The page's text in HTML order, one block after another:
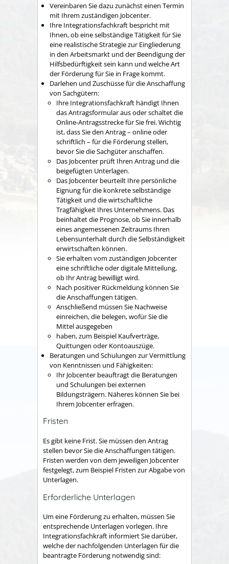
Vereinbaren Sie dazu zunächst einen Termin
mit Ihrem zuständigen Jobcenter.
Ihre Integrationsfachkraft bespricht mit
Ihnen, ob eine selbständige Tätigkeit für Sie
eine realistische Strategie zur Eingliederung
in den Arbeitsmarkt und der Beendigung der
Hilfsbedürftigkeit sein kann und welche Art
der Förderung für Sie in Frage kommt.
Darlehen und Zuschüsse für die Anschaffung
von Sachgütern:
Ihre Integrationsfachkraft händigt Ihnen
das Antragsformular aus oder schaltet die
Online-Antragsstrecke für Sie frei. Wichtig
ist, dass Sie den Antrag – online oder
schriftlich – für die Förderung stellen,
bevor Sie die Sachgüter anschaffen.
Das Jobcenter prüft Ihren Antrag und die
beigefügten Unterlagen.
Das Jobcenter beurteilt Ihre persönliche
Eignung für die konkrete selbständige
Tätigkeit und die wirtschaftliche
Tragfähigkeit Ihres Unternehmens. Das
beinhaltet die Prognose, ob Sie innerhalb
eines angemessenen Zeitraums Ihren
Lebensunterhalt durch die Selbständigkeit
erwirtschaften können.
Sie erhalten vom zuständigen Jobcenter
eine schriftliche oder digitale Mitteilung,
ob Ihr Antrag bewilligt wird.
Nach positiver Rückmeldung können Sie
die Anschaffungen tätigen.
Anschließend müssen Sie Nachweise
einreichen, die belegen, wofür Sie die
Mittel ausgegeben
haben, zum Beispiel Kaufverträge,
Quittungen oder Kontoauszüge.
Beratungen und Schulungen zur Vermittlung
von Kenntnissen und Fähigkeiten:
Ihr Jobcenter beauftragt die Beratungen
und Schulungen bei externen
Bildungsträgern. Näheres können Sie bei
Ihrem Jobcenter erfragen.
Fristen
Es gibt keine Frist. Sie müssen den Antrag
stellen bevor Sie die Anschaffungen tätigen.
Fristen werden von dem jeweiligen Jobcenter
festgelegt, zum Beispiel Fristen zur Abgabe von
Unterlagen.
Erforderliche Unterlagen
Um eine Förderung zu erhalten, müssen Sie
entsprechende Unterlagen vorlegen. Ihre
Integrationsfachkraft informiert Sie darüber,
welche der nachfolgenden Unterlagen für die
beantragte Förderung notwendig sind: